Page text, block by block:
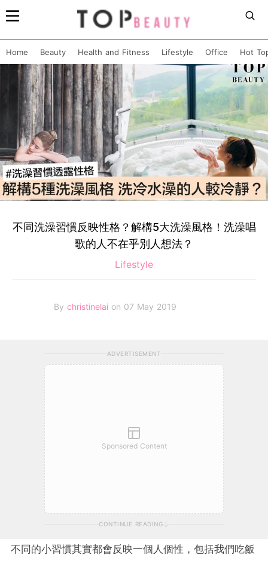
Home Beauty Health and Fitness Lifestyle Office Hot
不同洗澡習慣反映性格？解構5大洗澡風格！洗澡唱
歌的人不在乎別人想法？
Lifestyle
By christinelai on 07 May 2019
ADVERTISEMENT
Sponsored Content
CONTINUE READING
不同的小習慣其實都會反映一個人個性，包括我們吃飯